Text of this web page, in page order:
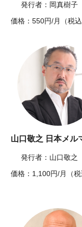
発行者：岡真樹子
価格：550円/月（税込
山口敬之 日本メル
発行者：山口敬之
価格：1,100円/月（税